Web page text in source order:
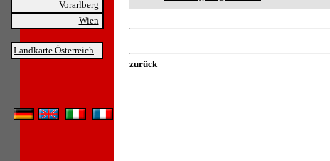
Vorarlberg
Wien
Landkarte Österreich
zurück